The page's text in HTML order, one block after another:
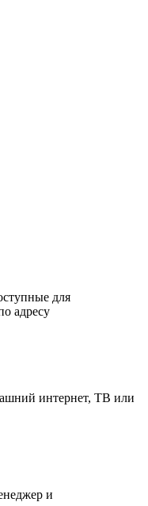
для
адресу
интернет, ТВ или
и